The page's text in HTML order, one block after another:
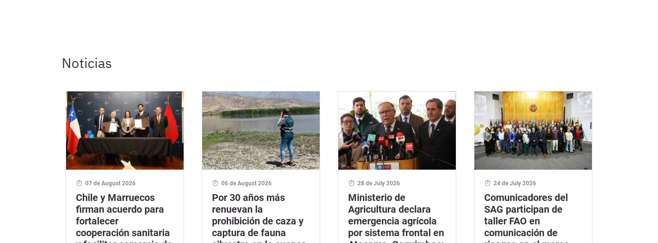
Noticias
07 de August 2026
Chile y Marruecos
firman acuerdo para
fortalecer
cooperación sanitaria
06 de August 2026
Por 30 años más
renuevan la
prohibición de caza y
captura de fauna
28 de July 2026
Ministerio de
Agricultura declara
emergencia agrícola
por sistema frontal en
24 de July 2026
Comunicadores del
SAG participan de
taller FAO en
comunicación de